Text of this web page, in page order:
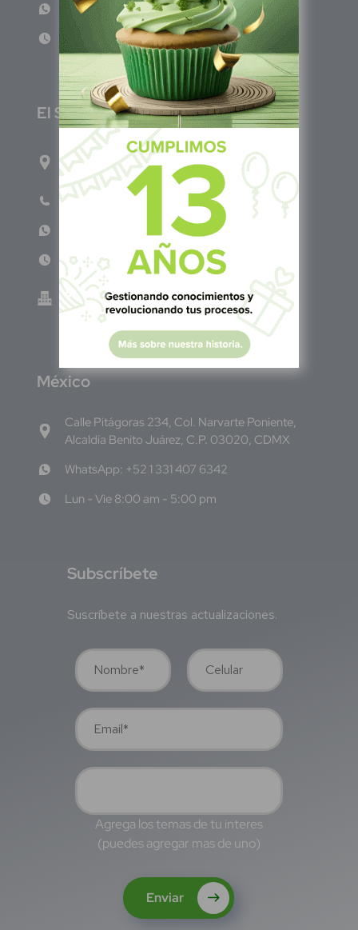
WhatsApp: +57 317 4651554
Lun - Vie 8:00am - 5:00pm
El Salvador
1ro Cll Pte, y 61 Av Nte, #3206, Local 9, San
Salvador Centro
Teléfono: +503 6986 1402
WhatsApp: +503 7687 3923
Lun - Vie 8:00am - 5:00pm
Green Know S.A de C.V - El Salvador 0614-
220118-102-0
México
Calle Pitágoras 234, Col. Narvarte Poniente,
Alcaldía Benito Juárez, C.P. 03020, CDMX
WhatsApp: +52 1 331 407 6342
Lun - Vie 8:00 am - 5:00 pm
Subscríbete
Suscríbete a nuestras actualizaciones.
Agrega los temas de tu interes
(puedes agregar mas de uno)
Enviar